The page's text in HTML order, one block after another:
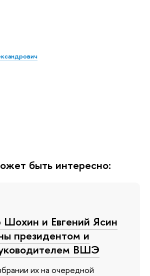
быть интересно:
Шохин и Евгений Ясин
президентом и
ВШЭ
их на очередной